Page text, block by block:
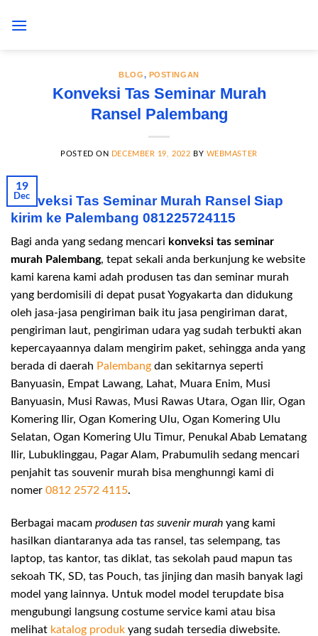
BLOG, POSTINGAN
Konveksi Tas Seminar Murah
Ransel Palembang
POSTED ON DECEMBER 19, 2022 BY WEBMASTER
19
Dec
Konveksi Tas Seminar Murah Ransel Siap
kirim ke Palembang 081225724115
Bagi anda yang sedang mencari konveksi tas seminar
murah Palembang, tepat sekali anda berkunjung ke website
kami karena kami adah produsen tas dan seminar murah
yang berdomisili di depat pusat Yogyakarta dan didukung
oleh jasa-jasa pengiriman baik itu jasa pengiriman darat,
pengiriman laut, pengiriman udara yag sudah terbukti akan
kepercayaannya dalam mengirim paket, sehingga anda yang
berada di daerah Palembang dan sekitarnya seperti
Banyuasin, Empat Lawang, Lahat, Muara Enim, Musi
Banyuasin, Musi Rawas, Musi Rawas Utara, Ogan Ilir, Ogan
Komering Ilir, Ogan Komering Ulu, Ogan Komering Ulu
Selatan, Ogan Komering Ulu Timur, Penukal Abab Lematang
Ilir, Lubuklinggau, Pagar Alam, Prabumulih sedang mencari
penjahit tas souvenir murah bisa menghunngi kami di
nomer 0812 2572 4115.
Berbagai macam produsen tas suvenir murah yang kami
hasilkan diantaranya ada tas ransel, tas selempang, tas
laptop, tas kantor, tas diklat, tas sekolah paud mapun tas
sekoah TK, SD, tas Pouch, tas jinjing dan masih banyak lagi
model yang lainnya. Untuk model model terupdate bisa
mengubungi langsung costume service kami atau bisa
melihat katalog produk yang sudah tersedia diwebsite.